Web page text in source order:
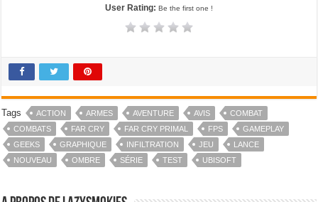
User Rating: Be the first one !
Tags ACTION ARMES AVENTURE AVIS
COMBAT
COMBATS
FAR CRY FAR CRY PRIMAL FPS
GAMEPLAY
GEEKS
GRAPHIQUE INFILTRATION JEU
LANCE
NOUVEAU
OMBRE SÉRIE TEST UBISOFT